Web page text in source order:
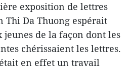
exposition de lettres
Thi Da Thuong espérait
de la façon dont les
chérissaient les lettres.
en effet un travail